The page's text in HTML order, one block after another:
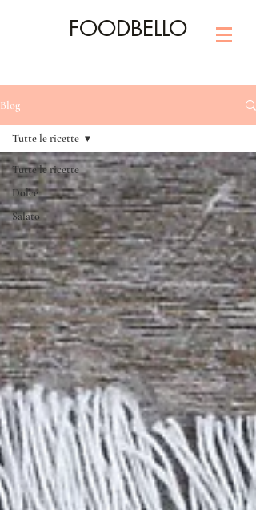
FOODBELLO
Blog
Tutte le ricette
Dolce
Salato
Tutte le ricette